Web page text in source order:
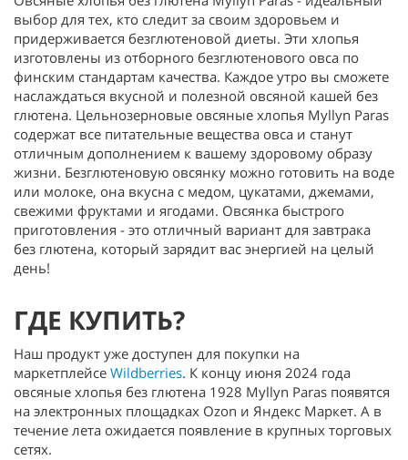
выбор для тех, кто следит за своим здоровьем и
придерживается безглютеновой диеты. Эти хлопья
изготовлены из отборного безглютенового овса по
финским стандартам качества. Каждое утро вы сможете
наслаждаться вкусной и полезной овсяной кашей без
глютена. Цельнозерновые овсяные хлопья Myllyn Paras
содержат все питательные вещества овса и станут
отличным дополнением к вашему здоровому образу
жизни. Безглютеновую овсянку можно готовить на воде
или молоке, она вкусна с медом, цукатами, джемами,
свежими фруктами и ягодами. Овсянка быстрого
приготовления - это отличный вариант для завтрака
без глютена, который зарядит вас энергией на целый
день!
ГДЕ КУПИТЬ?
Наш продукт уже доступен для покупки на
маркетплейсе Wildberries. К концу июня 2024 года
овсяные хлопья без глютена 1928 Myllyn Paras появятся
на электронных площадках Ozon и Яндекс Маркет. А в
течение лета ожидается появление в крупных торговых
сетях.